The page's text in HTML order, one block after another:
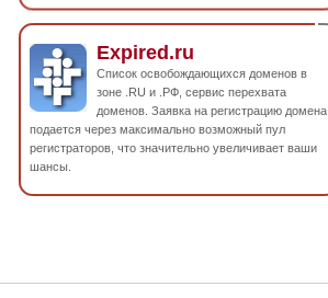
Expired.ru
Список освобождающихся доменов в
зоне .RU и .РФ, сервис перехвата
доменов. Заявка на регистрацию домена
подается через максимально возможный пул
регистраторов, что значительно увеличивает ваши
шансы.